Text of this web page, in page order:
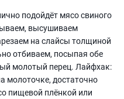
подойдёт мясо свиного
высушиваем
на слайсы толщиной
отбиваем, посыпая обе
молотый перец. Лайфхак:
молоточке, достаточно
пищевой плёнкой или